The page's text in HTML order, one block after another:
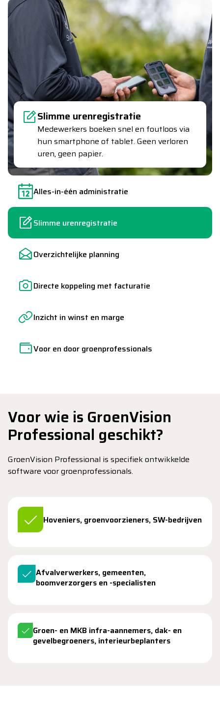
Alles-in-één administratie
Slimme urenregistratie
Overzichtelijke planning
Directe koppeling met facturatie
Inzicht in winst en marge
Voor en door groenprofessionals
Slimme urenregistratie
Medewerkers boeken snel en foutloos via
hun smartphone of tablet. Geen verloren
uren, geen papier.
Voor wie is GroenVision
Professional geschikt?
GroenVision Professional is specifiek ontwikkelde
software voor groenprofessionals.
Hoveniers, groenvoorzieners, SW-bedrijven
Afvalverwerkers, gemeenten,
boomverzorgers en -specialisten
Groen- en MKB infra-aannemers, dak- en
gevelbegroeners, interieurbeplanters